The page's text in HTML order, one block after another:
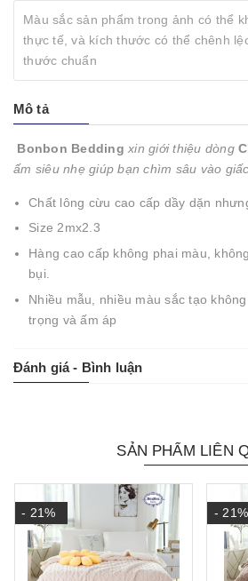
Màu sắc sản phẩm trong ảnh có thể
thực tế, và kích thước có thể chênh
thước chuẩn
Mô tả
Bonbon Bedding xin giới thiệu dòng
ấm siêu nhẹ giúp bạn chìm sâu vào
Chất lông cừu cao cấp dầy dặn
Size 2mx2.3
Hàng cao cấp không phai màu,
bụi.
Nhiều mẫu, nhiều màu sắc tạo
trọng và ấm áp
Đánh giá - Bình luận
SẢN PHẨM LIÊN
- 21% - 21%